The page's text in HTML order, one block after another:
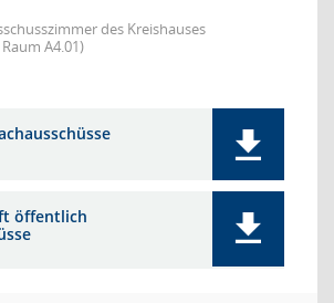
des Kreishauses
A4.01)
öffentlich